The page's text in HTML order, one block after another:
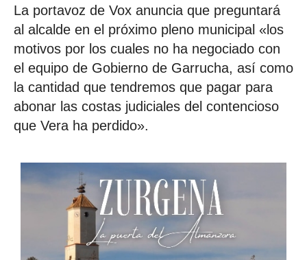
La portavoz de Vox anuncia que preguntará
al alcalde en el próximo pleno municipal «los
motivos por los cuales no ha negociado con
el equipo de Gobierno de Garrucha, así como
la cantidad que tendremos que pagar para
abonar las costas judiciales del contencioso
que Vera ha perdido».